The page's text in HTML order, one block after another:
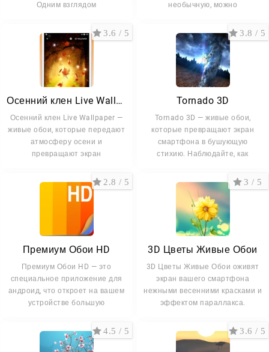
Одним взглядом
необычную, можно
Осенний клен Live Wallpaper
Осенний клен Live Wallpaper —
живые обои, которые передают
атмосферу осени и
превращают экран
3.6 / 5
Tornado 3D
Tornado 3D — живые обои,
которые превращают экран
смартфона в бушующую
стихию. Наблюдайте, как
3.8 / 5
Премиум Обои HD
Премиум Обои HD — это
специальное приложение для
андроид, что откроет на вашем
устройстве большую
2.8 / 5
3D Цветы Живые Обои
3D Цветы Живые Обои оживят
экран вашего смартфона
нежными весенними красками и
эффектом параллакса.
3 / 5
4.5 / 5 3.6 / 5